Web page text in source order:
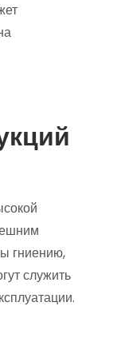
гниению,
служить